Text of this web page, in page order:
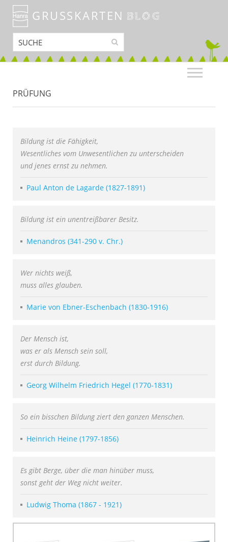
GRUSSKARTEN BLOG
PRÜFUNG
Bildung ist die Fähigkeit,
Wesentliches vom Unwesentlichen zu unterscheiden
und jenes ernst zu nehmen.
Paul Anton de Lagarde (1827-1891)
Bildung ist ein unentreißbarer Besitz.
Menandros (341-290 v. Chr.)
Wer nichts weiß,
muss alles glauben.
Marie von Ebner-Eschenbach (1830-1916)
Der Mensch ist,
was er als Mensch sein soll,
erst durch Bildung.
Georg Wilhelm Friedrich Hegel (1770-1831)
So ein bisschen Bildung ziert den ganzen Menschen.
Heinrich Heine (1797-1856)
Es gibt Berge, über die man hinüber muss,
sonst geht der Weg nicht weiter.
Ludwig Thoma (1867 - 1921)